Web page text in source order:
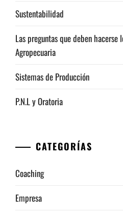
Sustentabilidad
Las preguntas que deben hacerse
Agropecuaria
Sistemas de Producción
P.N.L y Oratoria
CATEGORÍAS
Coaching
Empresa